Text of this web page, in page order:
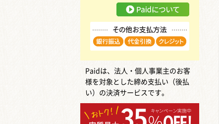
Paidは、法人・個人事業主のお客
様を対象とした締め支払い（後払
い）の決済サービスです。